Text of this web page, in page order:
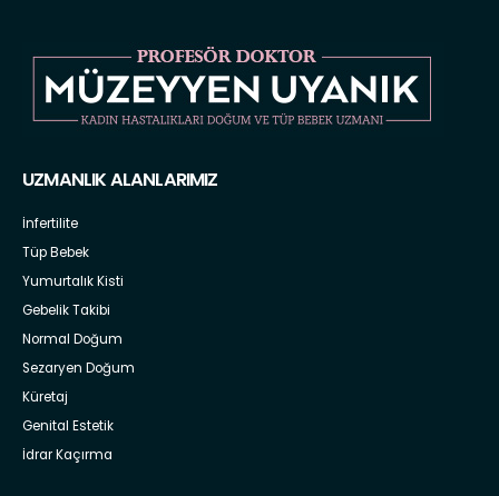
UZMANLIK ALANLARIMIZ
İnfertilite
Tüp Bebek
Yumurtalık Kisti
Gebelik Takibi
Normal Doğum
Sezaryen Doğum
Küretaj
Genital Estetik
İdrar Kaçırma